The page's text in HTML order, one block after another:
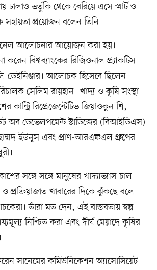
ঢালাও ভর্তুকি থেকে বেরিয়ে এসে স্মার্ট ও
সহায়তা প্রয়োজন বলেন তিনি।
আলোচনার আয়োজন করা হয়।
বিশ্বব্যাংকের রিজিওনাল প্র্যাকটিস
ডেইনিঞ্জার। আলোচক হিসেবে ছিলেন
সেলিম রায়হান। খাদ্য ও কৃষি সংস্থা
কান্ট্রি রিপ্রেজেন্টেটিভ জিয়াওকুন শি,
অব ডেভেলপমেন্ট স্টাডিজের (বিআইডিএস)
ইউনুস এবং প্রাণ-আরএফএল গ্রুপের
সঙ্গে সঙ্গে মানুষের খাদ্যাভ্যাস চাল
খাবারের দিকে ঝুঁকছে বলে
তাঁরা মত দেন, এই বাস্তবতায় স্বল্প
নিশ্চিত করা এবং দীর্ঘ মেয়াদে কৃষির
সানেমের কমিউনিকেশন অ্যাসোসিয়েট